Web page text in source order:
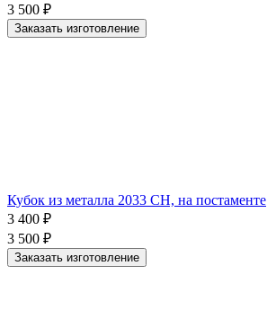
3 500 ₽
Заказать изготовление
Кубок из металла 2033 CH, на постаменте
3 400 ₽
3 500 ₽
Заказать изготовление